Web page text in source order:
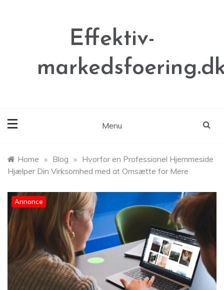
Effektiv-
Menu
Home » Blog » Hvorfor en Professionel Hjemmeside
Hjælper Din Virksomhed med at Omsætte for Mere
Annonce